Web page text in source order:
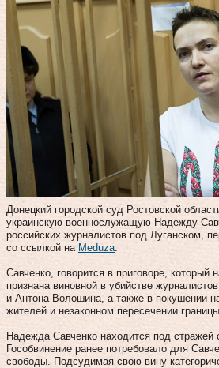
Донецкий городской суд Ростовской
украинскую военнослужащую Надежду
российских журналистов под Луганском,
со ссылкой на Meduza
Савченко, говорится в приговоре, который
признана виновной в убийстве
и Антона Волошина, а также в покушении
жителей и незаконном пересечении
Надежда Савченко находится под стражей
Гособвинение ранее потребовало для
свободы. Подсудимая свою вину